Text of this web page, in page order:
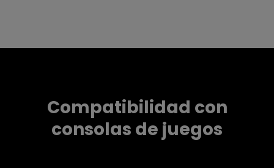
Compatibilidad con
consolas de juegos